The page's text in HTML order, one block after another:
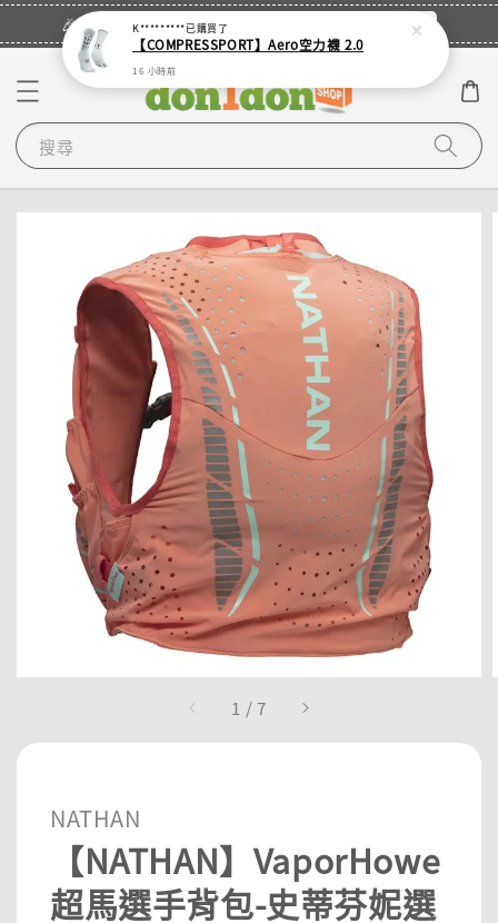
🎉登入會員・領取您的專屬折扣券！ 立即登入
搜尋
1 /7
NATHAN
【NATHAN】VaporHowe
超馬選手背包-史蒂芬妮選
K*********已購買了
【COMPRESSPORT】Aero空力襪 2.0
16 小時前